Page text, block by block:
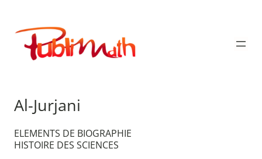
contenu
Publimath
Al-Jurjani
ELEMENTS DE BIOGRAPHIE
HISTOIRE DES SCIENCES